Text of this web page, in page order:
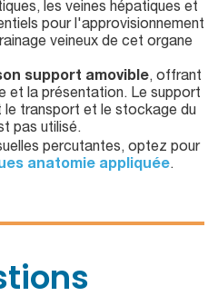
les veines hépatiques et
pour l'approvisionnement
veineux de cet organe
support amovible, offrant
et la présentation. Le support
le transport et le stockage du
pas utilisé.
percutantes, optez pour
anatomie appliquée.